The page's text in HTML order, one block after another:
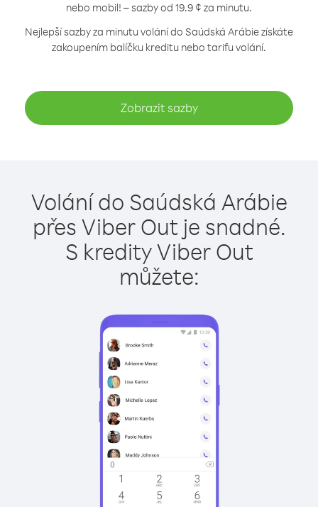
nebo mobil! – sazby od 19.9 ¢ za minutu.
Nejlepší sazby za minutu volání do Saúdská Arábie získáte
zakoupením balíčku kreditu nebo tarifu volání.
Zobrazit sazby
Volání do Saúdská Arábie
přes Viber Out je snadné.
S kredity Viber Out
můžete: